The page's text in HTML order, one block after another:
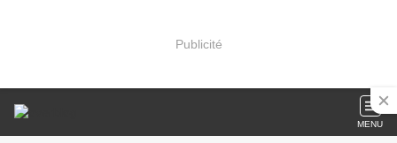
Publicité
MENU